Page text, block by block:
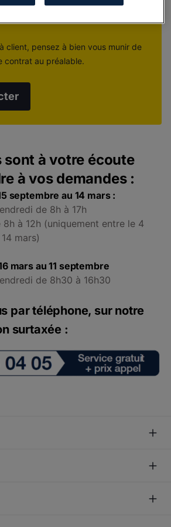
bancaires ou
client, pensez à bien vous munir de
contrat au préalable.
sont à votre écoute
à vos demandes :
septembre au 14 mars :
de 8h à 17h
8h à 12h (uniquement entre le 4
mars)
mars au 11 septembre
de 8h30 à 16h30
par téléphone, sur notre
surtaxée :